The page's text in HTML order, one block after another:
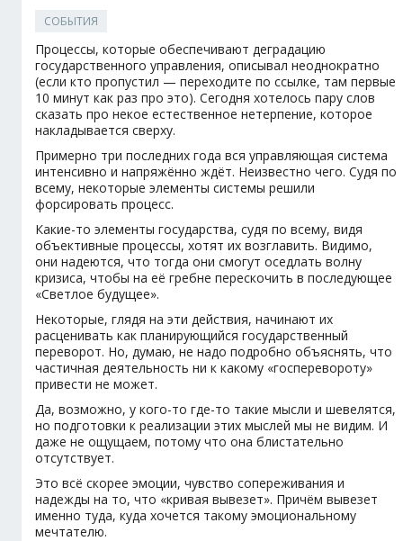
СОБЫТИЯ
Процессы, которые обеспечивают деградацию
государственного управления, описывал неоднократно
(если кто пропустил — переходите по ссылке, там первые
10 минут как раз про это). Сегодня хотелось пару слов
сказать про некое естественное нетерпение, которое
накладывается сверху.
Примерно три последних года вся управляющая система
интенсивно и напряжённо ждёт. Неизвестно чего. Судя по
всему, некоторые элементы системы решили
форсировать процесс.
Какие-то элементы государства, судя по всему, видя
объективные процессы, хотят их возглавить. Видимо,
они надеются, что тогда они смогут оседлать волну
кризиса, чтобы на её гребне перескочить в последующее
«Светлое будущее».
Некоторые, глядя на эти действия, начинают их
расценивать как планирующийся государственный
переворот. Но, думаю, не надо подробно объяснять, что
частичная деятельность ни к какому «госперевороту»
привести не может.
Да, возможно, у кого-то где-то такие мысли и шевелятся,
но подготовки к реализации этих мыслей мы не видим. И
даже не ощущаем, потому что она блистательно
отсутствует.
Это всё скорее эмоции, чувство сопереживания и
надежды на то, что «кривая вывезет». Причём вывезет
именно туда, куда хочется такому эмоциональному
мечтателю.